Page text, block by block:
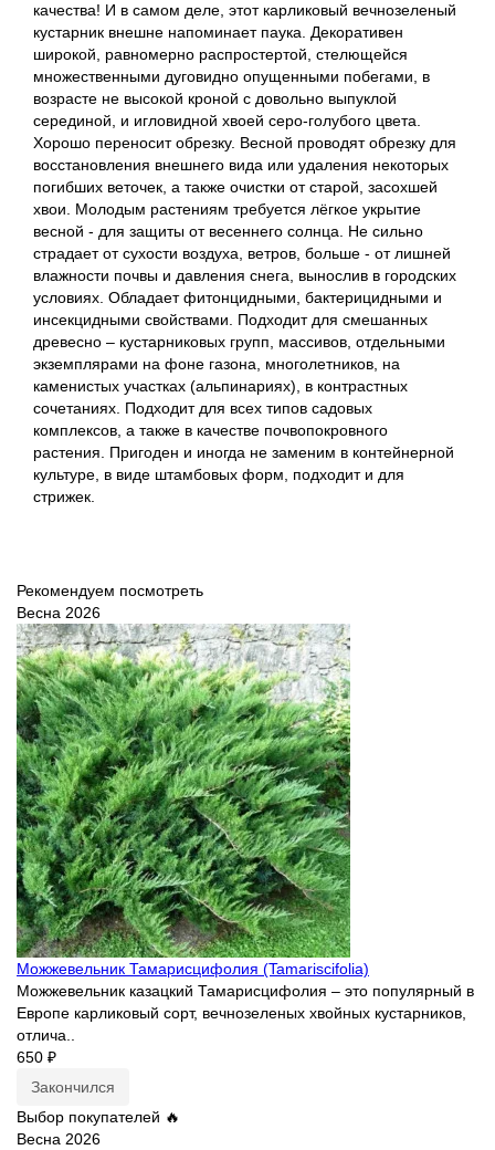
качества! И в самом деле, этот карликовый вечнозеленый
кустарник внешне напоминает паука. Декоративен
широкой, равномерно распростертой, стелющейся
множественными дуговидно опущенными побегами, в
возрасте не высокой кроной с довольно выпуклой
серединой, и игловидной хвоей серо-голубого цвета.
Хорошо переносит обрезку. Весной проводят обрезку для
восстановления внешнего вида или удаления некоторых
погибших веточек, а также очистки от старой, засохшей
хвои. Молодым растениям требуется лёгкое укрытие
весной - для защиты от весеннего солнца. Не сильно
страдает от сухости воздуха, ветров, больше - от лишней
влажности почвы и давления снега, вынослив в городских
условиях. Обладает фитонцидными, бактерицидными и
инсекцидными свойствами. Подходит для смешанных
древесно – кустарниковых групп, массивов, отдельными
экземплярами на фоне газона, многолетников, на
каменистых участках (альпинариях), в контрастных
сочетаниях. Подходит для всех типов садовых
комплексов, а также в качестве почвопокровного
растения. Пригоден и иногда не заменим в контейнерной
культуре, в виде штамбовых форм, подходит и для
стрижек.
Рекомендуем посмотреть
Весна 2026
Можжевельник Тамарисцифолия (Tamariscifolia)
Можжевельник казацкий Тамарисцифолия – это популярный в
Европе карликовый сорт, вечнозеленых хвойных кустарников,
отлича..
650 ₽
Закончился
Выбор покупателей 🔥
Весна 2026